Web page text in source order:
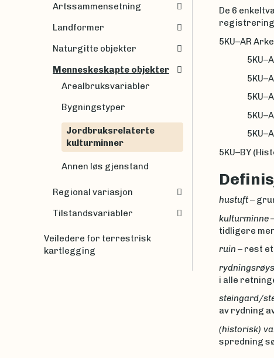
De 6
5KU–AR
5KU–BY
hustuft–
kulturminne
tidligere
ruin – rest
rydningsrøys
i alle
steingard/
av rydning
(historisk)
spredning
Artssammensetning
Landformer
Naturgitte objekter
Menneskeskapte objekter
Arealbruksvariabler
Bygningstyper
Jordbruksrelaterte
kulturminner
Annen løs gjenstand
Regional variasjon
Tilstandsvariabler
Veiledere for terrestrisk
kartlegging